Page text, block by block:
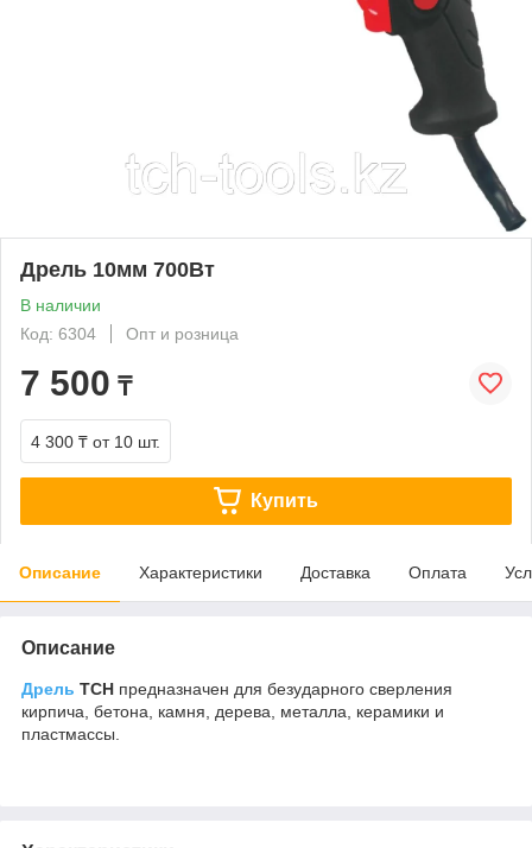
Дрель 10мм 700Вт
В наличии
Код: 6304
Опт и розница
7 500 ₸
4 300 ₸ от 10 шт.
Купить
Описание Характеристики Доставка Оплата
Описание
Дрель TCH предназначен для безударного сверления
кирпича, бетона, камня, дерева, металла, керамики и
пластмассы.